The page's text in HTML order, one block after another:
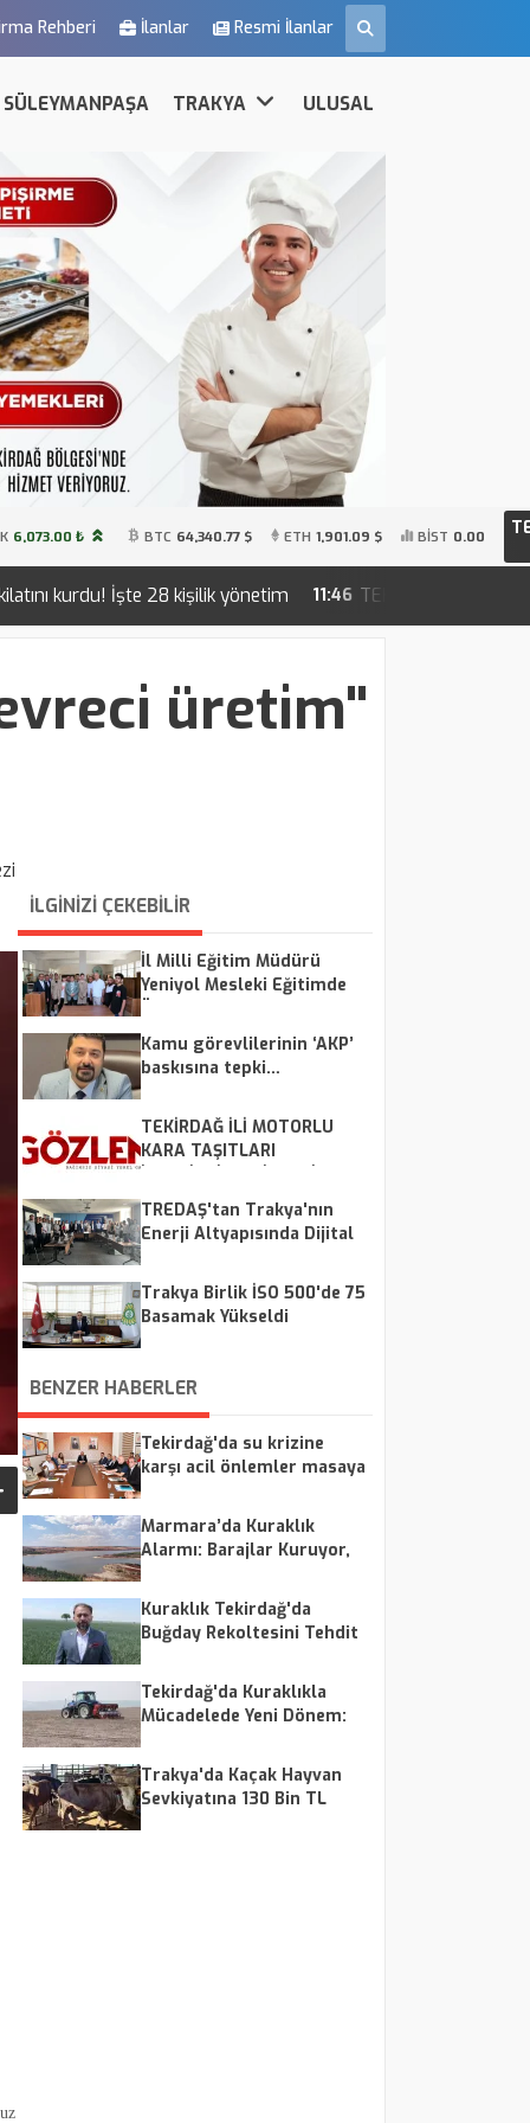
Rehberi İlanlar Resmi İlanlar
SÜLEYMANPAŞA TRAKYA ULUSAL
6,073.00 ₺ BTC 64,340.77 $ ETH 1,901.09 $ BİST 0.00
kişilik yönetim 11:46 TEKİRDAĞ SAHİLLERİNDE YENİ NESİL
üretim"
İLGİNİZİ ÇEKEBİLİR
İl Milli Eğitim Müdürü
Yeniyol Mesleki Eğitimde
İnceledi
Kamu görevlilerinin ‘AKP’
baskısına tepki…
TEKİRDAĞ İLİ MOTORLU
KARA TAŞITLARI
2026
TREDAŞ'tan Trakya'nın
Enerji Altyapısında Dijital
Trakya Birlik İSO 500'de 75
Basamak Yükseldi
BENZER HABERLER
Tekirdağ'da su krizine
karşı acil önlemler masaya
Marmara’da Kuraklık
Alarmı: Barajlar Kuruyor,
Kuraklık Tekirdağ'da
Buğday Rekoltesini Tehdit
Tekirdağ'da Kuraklıkla
Mücadelede Yeni Dönem:
Trakya'da Kaçak Hayvan
Sevkiyatına 130 Bin TL